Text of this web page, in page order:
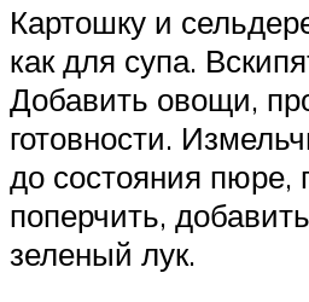
Картошку и
как для супа.
Добавить овощи,
готовности.
до состояния пюре,
поперчить,
зеленый лук.